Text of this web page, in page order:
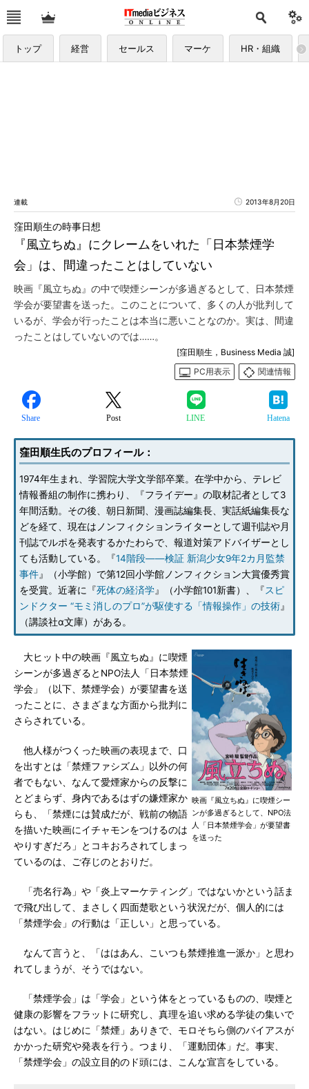
トップ 経営 セールス マーケ HR・組織
連載 2013年8月20日
『風立ちぬ』にクレームをいれた「日本禁煙学
会」は、間違ったことはしていない
窪田順生の時事日想
映画『風立ちぬ』の中で喫煙シーンが多過ぎるとして、日本禁煙
学会が要望書を送った。このことについて、多くの人が批判して
いるが、学会が行ったことは本当に悪いことなのか。実は、間違
ったことはしていないのでは……。
[窪田順生，Business Media 誠]
PC用表示
関連情報
Share Post LINE Hatena
窪田順生氏のプロフィール：
1974年生まれ、学習院大学文学部卒業。在学中から、テレビ
情報番組の制作に携わり、『フライデー』の取材記者として3
年間活動。その後、朝日新聞、漫画誌編集長、実話紙編集長な
どを経て、現在はノンフィクションライターとして週刊誌や月
刊誌でルポを発表するかたわらで、報道対策アドバイザーとし
ても活動している。『14階段――検証 新潟少女9年2カ月監禁
事件』（小学館）で第12回小学館ノンフィクション大賞優秀賞
を受賞。近著に『死体の経済学』（小学館101新書）、『スピ
ンドクター “モミ消しのプロ”が駆使する「情報操作」の技術』
（講談社α文庫）がある。
映画『風立ちぬ』に喫煙シー
ンが多過ぎるとして、NPO法
人「日本禁煙学会」が要望書
を送った
大ヒット中の映画『風立ちぬ』に喫煙
シーンが多過ぎるとNPO法人「日本禁煙
学会」（以下、禁煙学会）が要望書を送
ったことに、さまざまな方面から批判に
さらされている。
他人様がつくった映画の表現まで、口
を出すとは「禁煙ファシズム」以外の何
者でもない、なんて愛煙家からの反撃に
とどまらず、身内であるはずの嫌煙家か
らも、「禁煙には賛成だが、戦前の物語
を描いた映画にイチャモンをつけるのは
やりすぎだろ」とコキおろされてしまっ
ているのは、ご存じのとおりだ。
「売名行為」や「炎上マーケティング」ではないかという話ま
で飛び出して、まさしく四面楚歌という状況だが、個人的には
「禁煙学会」の行動は「正しい」と思っている。
なんて言うと、「ははあん、こいつも禁煙推進一派か」と思わ
れてしまうが、そうではない。
「禁煙学会」は「学会」という体をとっているものの、喫煙と
健康の影響をフラットに研究し、真理を追い求める学徒の集いで
はない。はじめに「禁煙」ありきで、モロそちら側のバイアスが
かかった研究や発表を行う。つまり、「運動団体」だ。事実、
「禁煙学会」の設立目的のド頭には、こんな宣言をしている。